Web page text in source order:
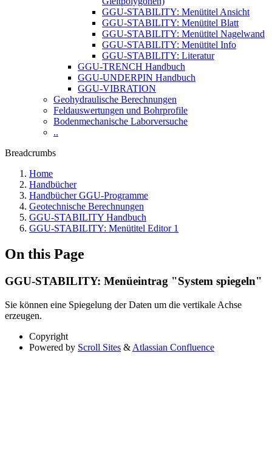
GGU-STABILITY: Menütitel Ansicht
GGU-STABILITY: Menütitel Blatt
GGU-STABILITY: Menütitel Nagelwand
GGU-STABILITY: Menütitel Info
GGU-STABILITY: Literatur
GGU-TRENCH Handbuch
GGU-UNDERPIN Handbuch
GGU-VIBRATION
Geohydraulische Berechnungen
Feldauswertungen und Bohrprofile
Bodenmechanische Laborversuche
..
Breadcrumbs
Home
Handbücher
Handbücher GGU-Programme
Geotechnische Berechnungen
GGU-STABILITY Handbuch
GGU-STABILITY: Menütitel Editor 1
On this Page
GGU-STABILITY: Menüeintrag "System spiegeln"
Sie können eine Spiegelung der Daten um die vertikale Achse
erzeugen.
Copyright
Powered by Scroll Sites & Atlassian Confluence